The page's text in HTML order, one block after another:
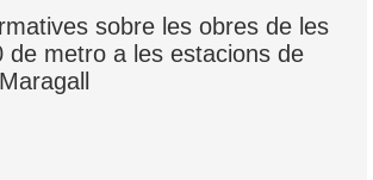
sobre les obres de les
de metro a les estacions de